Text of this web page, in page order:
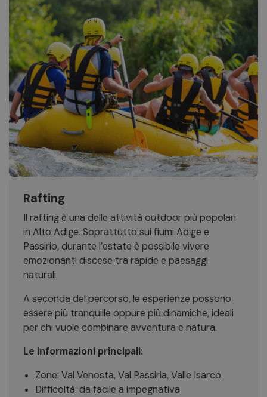
Rafting
Il rafting è una delle attività outdoor più popolari
in Alto Adige. Soprattutto sui fiumi Adige e
Passirio, durante l’estate è possibile vivere
emozionanti discese tra rapide e paesaggi
naturali.
A seconda del percorso, le esperienze possono
essere più tranquille oppure più dinamiche, ideali
per chi vuole combinare avventura e natura.
Le informazioni principali:
Zone: Val Venosta, Val Passiria, Valle Isarco
Difficoltà: da facile a impegnativa